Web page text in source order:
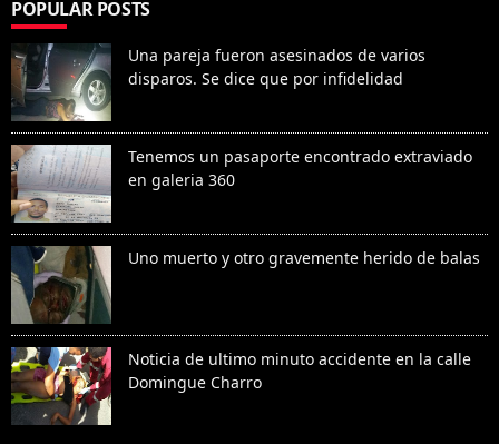
POPULAR POSTS
Una pareja fueron asesinados de varios
disparos. Se dice que por infidelidad
Tenemos un pasaporte encontrado extraviado
en galeria 360
Uno muerto y otro gravemente herido de balas
Noticia de ultimo minuto accidente en la calle
Domingue Charro